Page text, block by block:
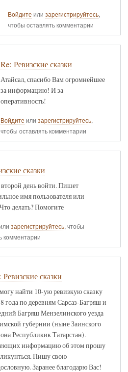
Войдите или зарегистрируйтесь,
чтобы оставлять комментарии
Re: Ревизские сказки
Атайсал, спасибо Вам огромнейшее
за информацию! И за
оперативность!
Войдите или зарегистрируйтесь,
чтобы оставлять комментарии
сказки
день войти. Пишет
имя пользователя или
делать? Помогите
зарегистрируйтесь, чтобы
комментарии
Ревизские сказки
найти 10-ую ревизкую сказку
года по деревням Сарсаз-Багряш и
Багряш Мензелинского уезда
губернии (ныне Заинского
Республикик Татарстан).
информацию об этом прошу
Пишу свою
Заранее благодарю Вас!